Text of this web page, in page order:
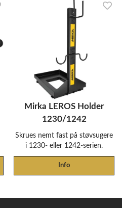
Mirka LEROS Holder
1230/1242
Skrues nemt fast på støvsugere
i 1230- eller 1242-serien.
Info